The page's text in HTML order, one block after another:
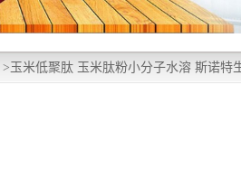
> 玉米低聚肽 玉米肽粉小分子水溶 斯诺特